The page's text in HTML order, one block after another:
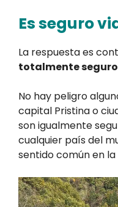
Es seguro
La respuesta es
totalmente
No hay peligro
capital Pristina o
son igualmente
cualquier país del
sentido común en